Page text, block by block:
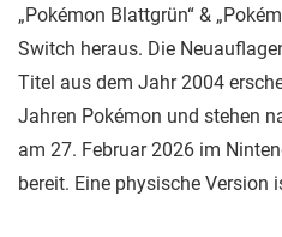
„Pokémon Blattgrün“ &
Switch heraus. Die
Titel aus dem Jahr 2004
Jahren Pokémon und stehen
am 27. Februar 2026 im
bereit. Eine physische Version